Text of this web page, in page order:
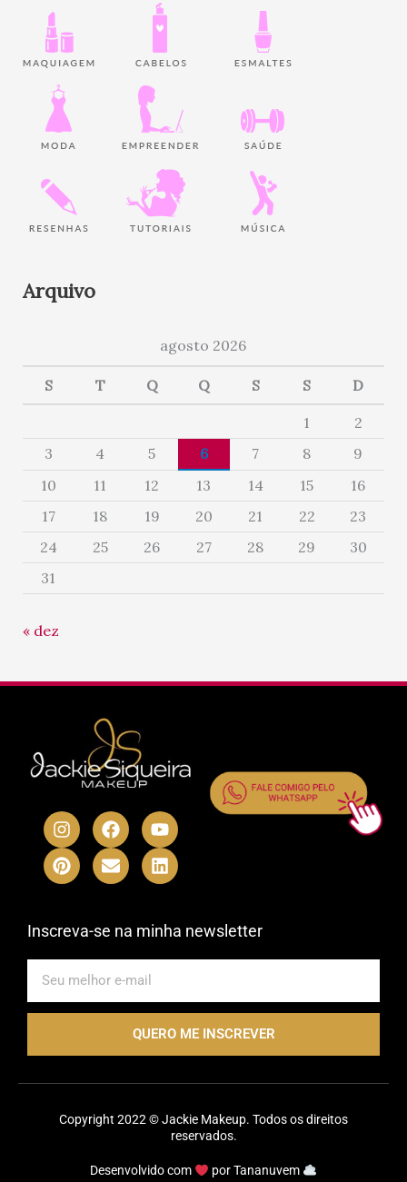
Arquivo
agosto 2026
S T Q Q S S D
1
2
3
4 5 6 7 8
9
10
11 12 13 14 15
16
17
18 19 20 21 22
23
24
25 26 27 28 29
30
31
« dez
I
n
s
t
a
r
m
F
a
c
e
b
o
Y
o
u
t
u
e
P
i
n
t
e
e
t
E
n
v
e
l
p
L
i
n
k
e
i
Inscreva-se na minha newsletter
QUERO ME INSCREVER
Copyright 2022 © Jackie Makeup. Todos os direitos
reservados.
Desenvolvido com porTananuvem